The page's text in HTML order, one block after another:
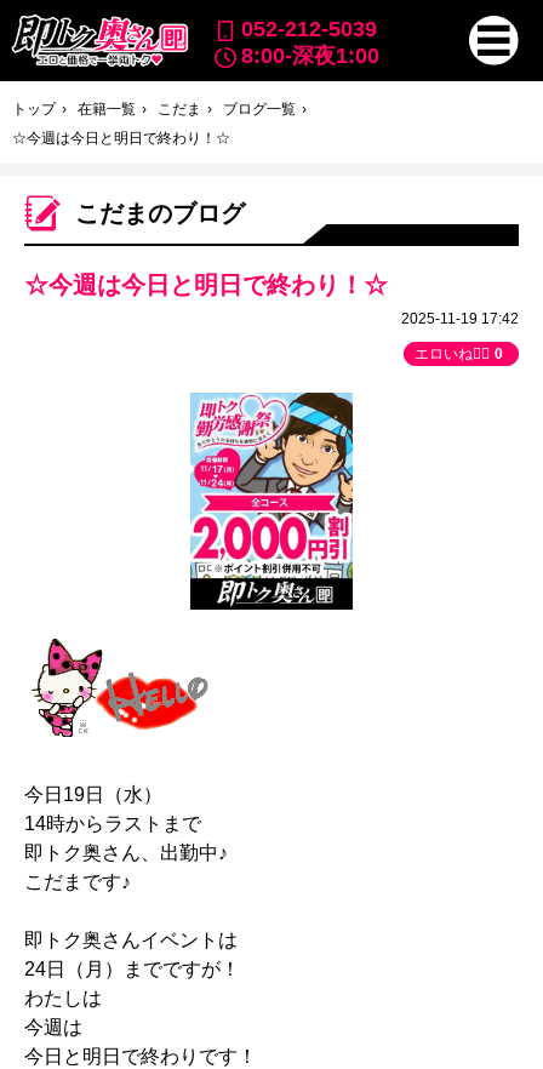
052-212-5039
8:00-深夜1:00
トップ 在籍一覧 こだま
ブログ一覧
☆今週は今日と明日で終わり！☆
こだまのブログ
☆今週は今日と明日で終わり！☆
2025-11-19 17:42
エロいね👍🏻 0
今日19日（水）
14時からラストまで
即トク奥さん、出勤中♪
こだまです♪
即トク奥さんイベントは
24日（月）までですが！
わたしは
今週は
今日と明日で終わりです！